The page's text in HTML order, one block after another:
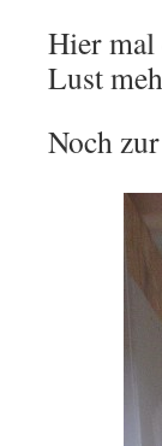
Hier mal
Lust
Noch